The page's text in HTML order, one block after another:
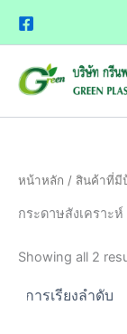
หน้าหลัก / สินค้าที่มี
กระดาษสังเคราะห์
Showing all 2